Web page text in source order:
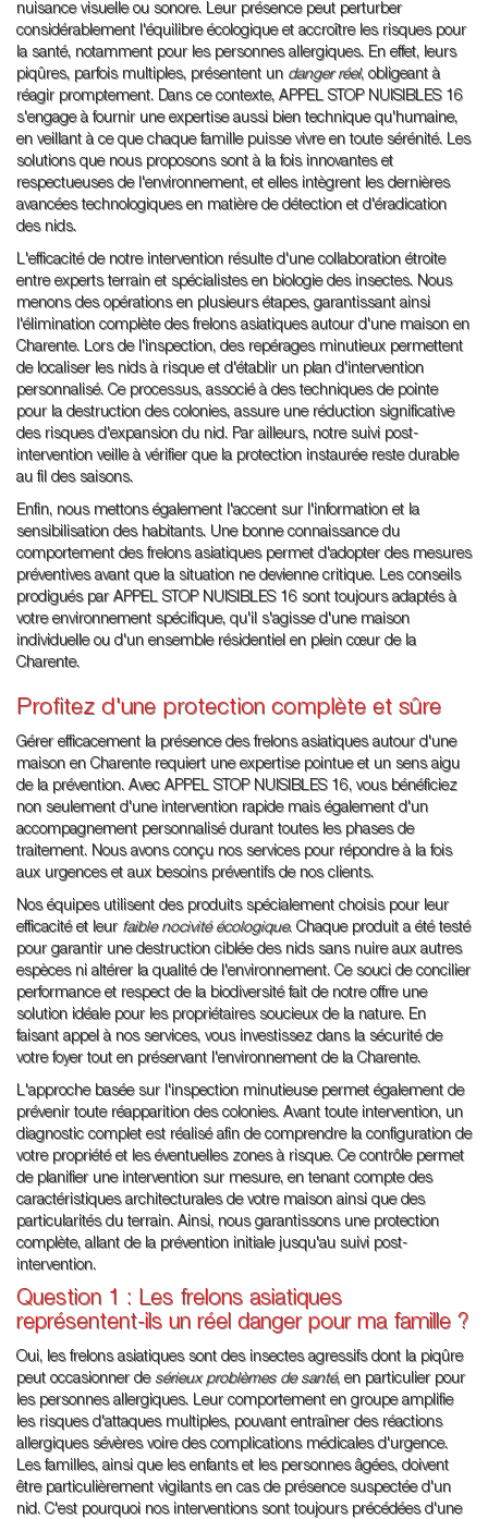
nuisance visuelle ou sonore. Leur présence peut perturber
considérablement l'équilibre écologique et accroître les risques pour
la santé, notamment pour les personnes allergiques. En effet, leurs
piqûres, parfois multiples, présentent un danger réel, obligeant à
réagir promptement. Dans ce contexte, APPEL STOP NUISIBLES 16
s'engage à fournir une expertise aussi bien technique qu'humaine,
en veillant à ce que chaque famille puisse vivre en toute sérénité. Les
solutions que nous proposons sont à la fois innovantes et
respectueuses de l'environnement, et elles intègrent les dernières
avancées technologiques en matière de détection et d'éradication
des nids.
L'efficacité de notre intervention résulte d'une collaboration étroite
entre experts terrain et spécialistes en biologie des insectes. Nous
menons des opérations en plusieurs étapes, garantissant ainsi
l'élimination complète des frelons asiatiques autour d'une maison en
Charente. Lors de l'inspection, des repérages minutieux permettent
de localiser les nids à risque et d'établir un plan d'intervention
personnalisé. Ce processus, associé à des techniques de pointe
pour la destruction des colonies, assure une réduction significative
des risques d'expansion du nid. Par ailleurs, notre suivi post-
intervention veille à vérifier que la protection instaurée reste durable
au fil des saisons.
Enfin, nous mettons également l'accent sur l'information et la
sensibilisation des habitants. Une bonne connaissance du
comportement des frelons asiatiques permet d'adopter des mesures
préventives avant que la situation ne devienne critique. Les conseils
prodigués par APPEL STOP NUISIBLES 16 sont toujours adaptés à
votre environnement spécifique, qu'il s'agisse d'une maison
individuelle ou d'un ensemble résidentiel en plein cœur de la
Charente.
Profitez d'une protection complète et sûre
Gérer efficacement la présence des frelons asiatiques autour d'une
maison en Charente requiert une expertise pointue et un sens aigu
de la prévention. Avec APPEL STOP NUISIBLES 16, vous bénéficiez
non seulement d'une intervention rapide mais également d'un
accompagnement personnalisé durant toutes les phases de
traitement. Nous avons conçu nos services pour répondre à la fois
aux urgences et aux besoins préventifs de nos clients.
Nos équipes utilisent des produits spécialement choisis pour leur
efficacité et leur faible nocivité écologique. Chaque produit a été testé
pour garantir une destruction ciblée des nids sans nuire aux autres
espèces ni altérer la qualité de l'environnement. Ce souci de concilier
performance et respect de la biodiversité fait de notre offre une
solution idéale pour les propriétaires soucieux de la nature. En
faisant appel à nos services, vous investissez dans la sécurité de
votre foyer tout en préservant l'environnement de la Charente.
L'approche basée sur l'inspection minutieuse permet également de
prévenir toute réapparition des colonies. Avant toute intervention, un
diagnostic complet est réalisé afin de comprendre la configuration de
votre propriété et les éventuelles zones à risque. Ce contrôle permet
de planifier une intervention sur mesure, en tenant compte des
caractéristiques architecturales de votre maison ainsi que des
particularités du terrain. Ainsi, nous garantissons une protection
complète, allant de la prévention initiale jusqu'au suivi post-
intervention.
Question 1 : Les frelons asiatiques
représentent-ils un réel danger pour ma famille ?
Oui, les frelons asiatiques sont des insectes agressifs dont la piqûre
peut occasionner de sérieux problèmes de santé, en particulier pour
les personnes allergiques. Leur comportement en groupe amplifie
les risques d'attaques multiples, pouvant entraîner des réactions
allergiques sévères voire des complications médicales d'urgence.
Les familles, ainsi que les enfants et les personnes âgées, doivent
être particulièrement vigilants en cas de présence suspectée d'un
nid. C'est pourquoi nos interventions sont toujours précédées d'une